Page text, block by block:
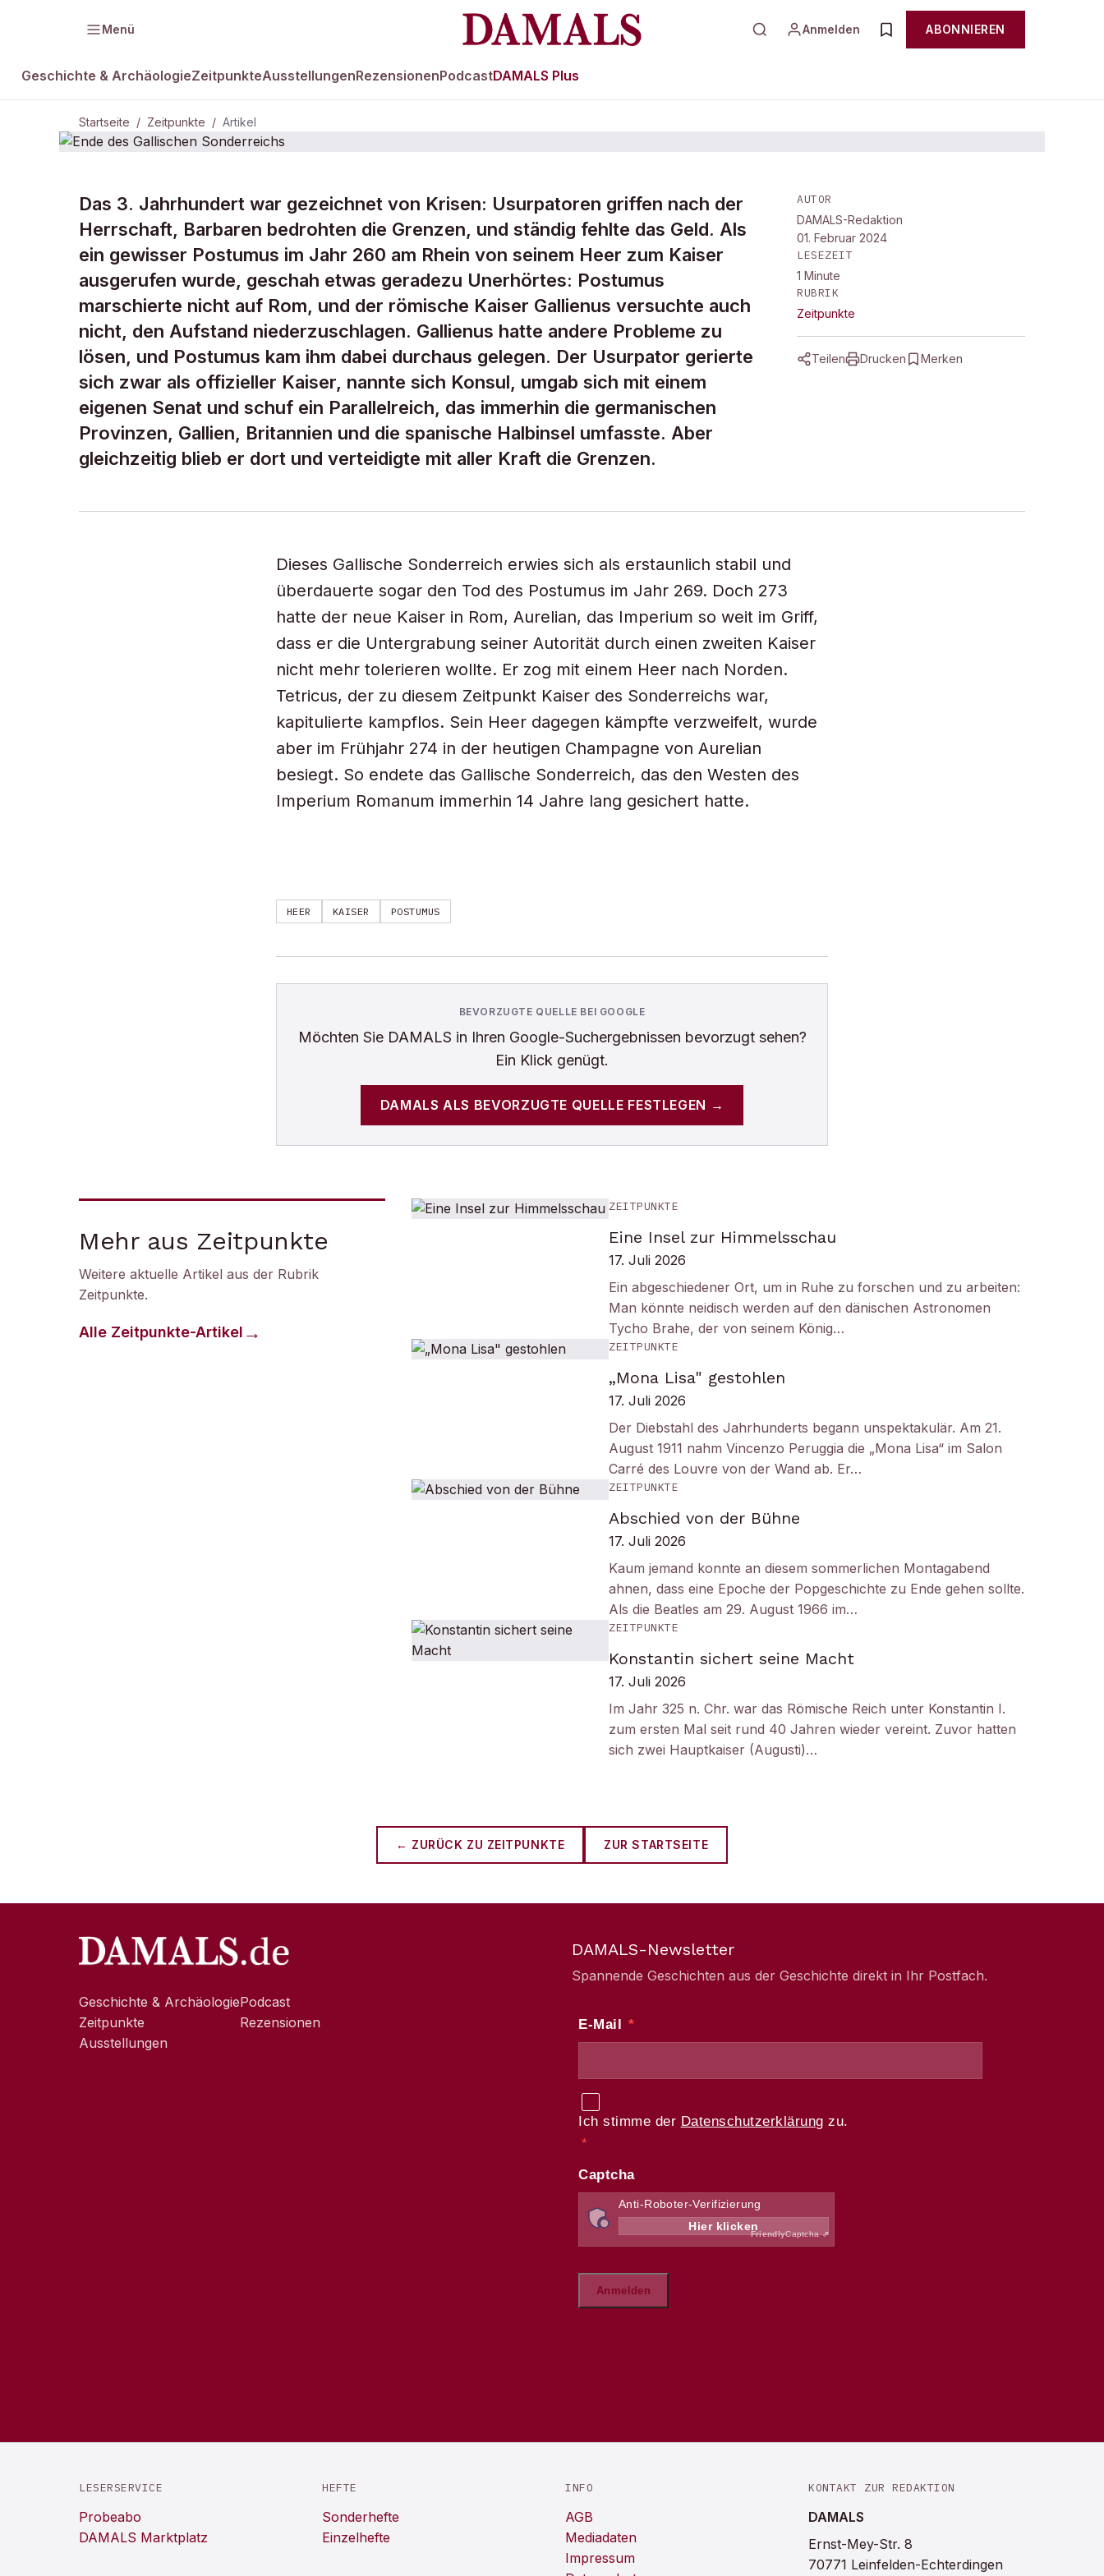
Menü Anmelden ABONNIEREN
Geschichte & ArchäologieZeitpunkteAusstellungenRezensionenPodcastDAMALS Plus
Startseite / Zeitpunkte / Artikel
ZEITPUNKTE
Ende des Gallischen
Sonderreichs
Das 3. Jahrhundert war gezeichnet von Krisen: Usurpatoren griffen nach der
Herrschaft, Barbaren bedrohten die Grenzen, und ständig fehlte das Geld. Als
ein gewisser Postumus im Jahr 260 am Rhein von seinem Heer zum Kaiser
ausgerufen wurde, geschah etwas geradezu Unerhörtes: Postumus
marschierte nicht auf Rom, und der römische Kaiser Gallienus versuchte auch
nicht, den Aufstand niederzuschlagen. Gallienus hatte andere Probleme zu
lösen, und Postumus kam ihm dabei durchaus gelegen. Der Usurpator gerierte
sich zwar als offizieller Kaiser, nannte sich Konsul, umgab sich mit einem
eigenen Senat und schuf ein Parallelreich, das immerhin die germanischen
Provinzen, Gallien, Britannien und die spanische Halbinsel umfasste. Aber
gleichzeitig blieb er dort und verteidigte mit aller Kraft die Grenzen.
AUTOR
DAMALS-Redaktion
01. Februar 2024
LESEZEIT
1 Minute
RUBRIK
Zeitpunkte
Teilen Drucken Merken
Dieses Gallische Sonderreich erwies sich als erstaunlich stabil und
überdauerte sogar den Tod des Postumus im Jahr 269. Doch 273
hatte der neue Kaiser in Rom, Aurelian, das Imperium so weit im Griff,
dass er die Untergrabung seiner Autorität durch einen zweiten Kaiser
nicht mehr tolerieren wollte. Er zog mit einem Heer nach Norden.
Tetricus, der zu diesem Zeitpunkt Kaiser des Sonderreichs war,
kapitulierte kampflos. Sein Heer dagegen kämpfte verzweifelt, wurde
aber im Frühjahr 274 in der heutigen Champagne von Aurelian
besiegt. So endete das Gallische Sonderreich, das den Westen des
Imperium Romanum immerhin 14 Jahre lang gesichert hatte.
HEER KAISER POSTUMUS
BEVORZUGTE QUELLE BEI GOOGLE
Möchten Sie DAMALS in Ihren Google-Suchergebnissen bevorzugt sehen?
Ein Klick genügt.
DAMALS ALS BEVORZUGTE QUELLE FESTLEGEN →
Mehr aus Zeitpunkte
Weitere aktuelle Artikel aus der Rubrik
Zeitpunkte.
Alle Zeitpunkte-Artikel
ZEITPUNKTE
Eine Insel zur Himmelsschau
17. Juli 2026
Ein abgeschiedener Ort, um in Ruhe zu forschen und zu arbeiten:
Man könnte neidisch werden auf den dänischen Astronomen
Tycho Brahe, der von seinem König…
ZEITPUNKTE
„Mona Lisa" gestohlen
17. Juli 2026
Der Diebstahl des Jahrhunderts begann unspektakulär. Am 21.
August 1911 nahm Vincenzo Peruggia die „Mona Lisa“ im Salon
Carré des Louvre von der Wand ab. Er…
ZEITPUNKTE
Abschied von der Bühne
17. Juli 2026
Kaum jemand konnte an diesem sommerlichen Montagabend
ahnen, dass eine Epoche der Popgeschichte zu Ende gehen sollte.
Als die Beatles am 29. August 1966 im…
ZEITPUNKTE
Konstantin sichert seine Macht
17. Juli 2026
Im Jahr 325 n. Chr. war das Römische Reich unter Konstantin I.
zum ersten Mal seit rund 40 Jahren wieder vereint. Zuvor hatten
sich zwei Hauptkaiser (Augusti)…
← ZURÜCK ZU ZEITPUNKTE ZUR STARTSEITE
Geschichte & Archäologie
Zeitpunkte
Ausstellungen
Podcast
Rezensionen
DAMALS-Newsletter
Spannende Geschichten aus der Geschichte direkt in Ihr Postfach.
LESERSERVICE
Probeabo
DAMALS Marktplatz
HEFTE
Sonderhefte
Einzelhefte
INFO
AGB
Mediadaten
Impressum
KONTAKT ZUR REDAKTION
DAMALS
Ernst-Mey-Str. 8
70771 Leinfelden-Echterdingen